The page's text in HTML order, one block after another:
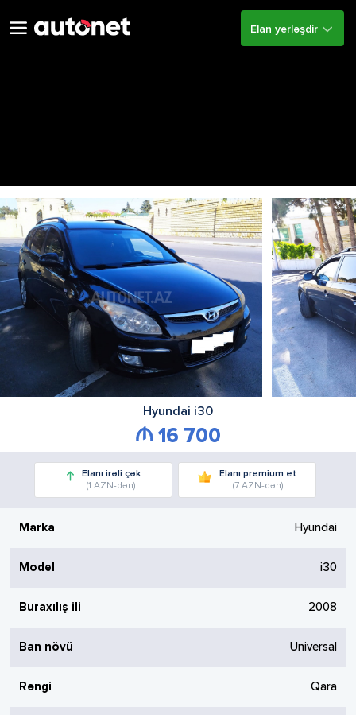
Elan yerləşdir
Hyundai i30
16 700
Elanı irəli çək
(1 AZN-dən)
Elanı premium et
(7 AZN-dən)
Marka Hyundai
Model i30
Buraxılış ili 2008
Ban növü Universal
Rəngi Qara